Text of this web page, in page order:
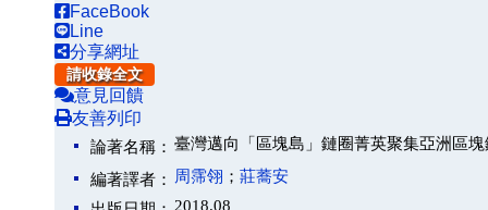
FaceBook
Line
分享網址
請收錄全文
意見回饋
友善列印
論著名稱： 臺灣邁向「區塊島」鏈圈菁英聚集亞洲區
編著譯者： 周霈翎 ； 莊蕎安
2018.08